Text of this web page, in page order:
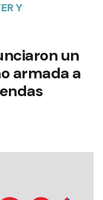
Y
un
armada a